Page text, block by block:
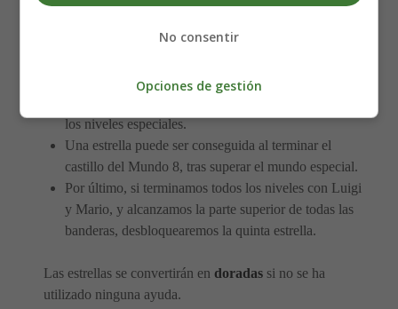
Dos estrellas pueden ser conseguidas si completamos
Una estrella puede ser conseguida al completar todas
los niveles especiales.
Una estrella puede ser conseguida al terminar el
castillo del Mundo 8, tras superar el mundo especial.
Por último, si terminamos todos los niveles con Luigi
y Mario, y alcanzamos la parte superior de todas las
banderas, desbloquearemos la quinta estrella.
Las estrellas se convertirán en doradas si no se ha
utilizado ninguna ayuda.
No consentir
Opciones de gestión